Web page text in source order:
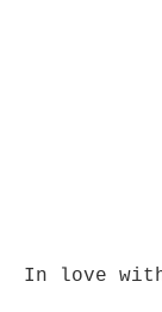
In love